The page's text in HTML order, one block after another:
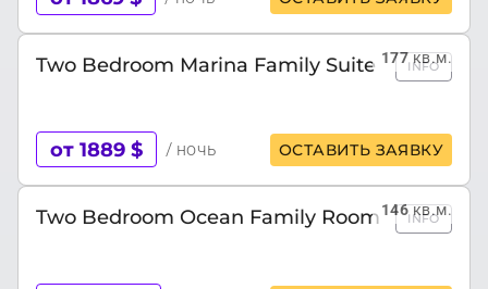
177кв.м.
Two Bedroom Marina Family Suite INFO
от 1889 $ / ночь ОСТАВИТЬ ЗАЯВКУ
146кв.м.
Two Bedroom Ocean Family Room INFO